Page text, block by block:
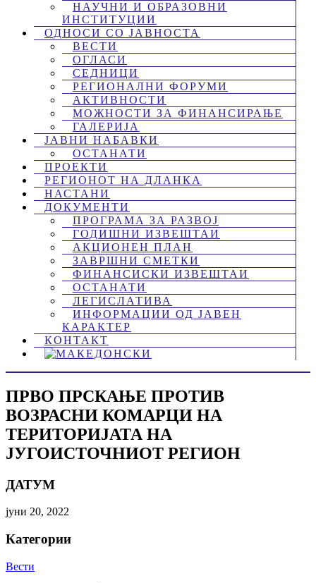
НАУЧНИ И ОБРАЗОВНИ
ИНСТИТУЦИИ
ОДНОСИ СО ЈАВНОСТА
ВЕСТИ
ОГЛАСИ
СЕДНИЦИ
РЕГИОНАЛНИ ФОРУМИ
АКТИВНОСТИ
МОЖНОСТИ ЗА ФИНАНСИРАЊЕ
ГАЛЕРИЈА
ЈАВНИ НАБАВКИ
ОСТАНАТИ
ПРОЕКТИ
РЕГИОНОТ НА ДЛАНКА
НАСТАНИ
ДОКУМЕНТИ
ПРОГРАМА ЗА РАЗВОЈ
ГОДИШНИ ИЗВЕШТАИ
АКЦИОНЕН ПЛАН
ЗАВРШНИ СМЕТКИ
ФИНАНСИСКИ ИЗВЕШТАИ
ОСТАНАТИ
ЛЕГИСЛАТИВА
ИНФОРМАЦИИ ОД ЈАВЕН
КАРАКТЕР
КОНТАКТ
ПРВО ПРСКАЊЕ ПРОТИВ
ВОЗРАСНИ КОМАРЦИ НА
ТЕРИТОРИЈАТА НА
ЈУГОИСТОЧНИОТ РЕГИОН
ДАТУМ
јуни 20, 2022
Категории
Вести